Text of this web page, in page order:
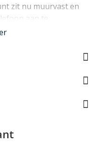
zit nu muurvast en
aan te
Dat is minstens
SP-Connect
is dit bovendien
magnetische ring